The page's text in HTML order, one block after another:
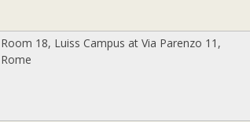
Room 18, Luiss Campus at Via Parenzo 11,
Rome